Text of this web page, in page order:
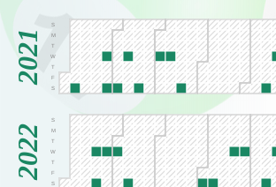
2021
S
M
T
W
T
F
S
2022
S
M
T
W
T
F
S